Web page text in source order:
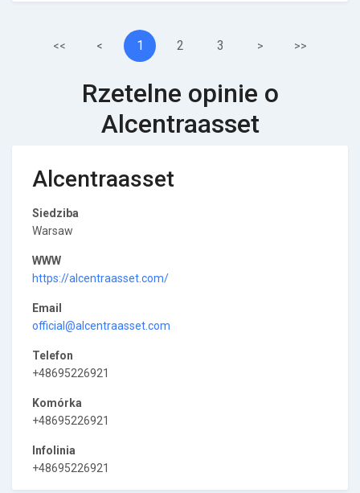
<< < 1 2 3 > >>
Rzetelne opinie o
Alcentraasset
Alcentraasset
Siedziba
Warsaw
WWW
https://alcentraasset.com/
Email
official@alcentraasset.com
Telefon
+48695226921
Komórka
+48695226921
Infolinia
+48695226921